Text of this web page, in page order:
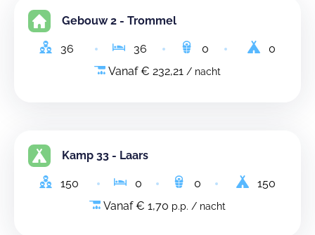
Gebouw 2 - Trommel
36 36 0
0
Vanaf € 232,21 / nacht
Kamp 33 - Laars
150 0 0
150
Vanaf € 1,70 p.p. / nacht